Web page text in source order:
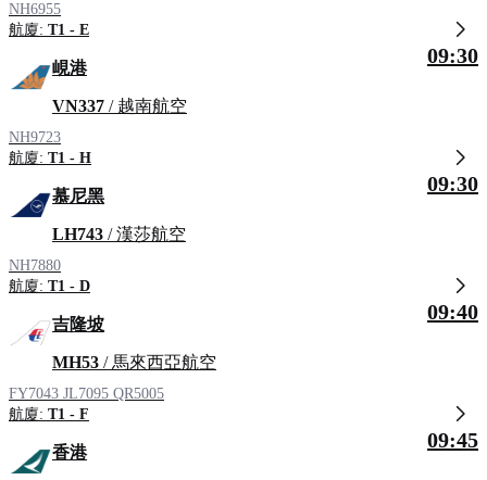
NH6955
航廈: T1 - E
峴港
VN337 / 越南航空
NH9723
航廈: T1 - H
09:30
慕尼黑
LH743 / 漢莎航空
NH7880
航廈: T1 - D
09:30
吉隆坡
MH53 / 馬來西亞航空
FY7043 JL7095 QR5005
航廈: T1 - F
09:40
香港
09:45